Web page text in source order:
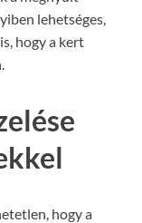
lehetséges,
hogy a kert
hogy a